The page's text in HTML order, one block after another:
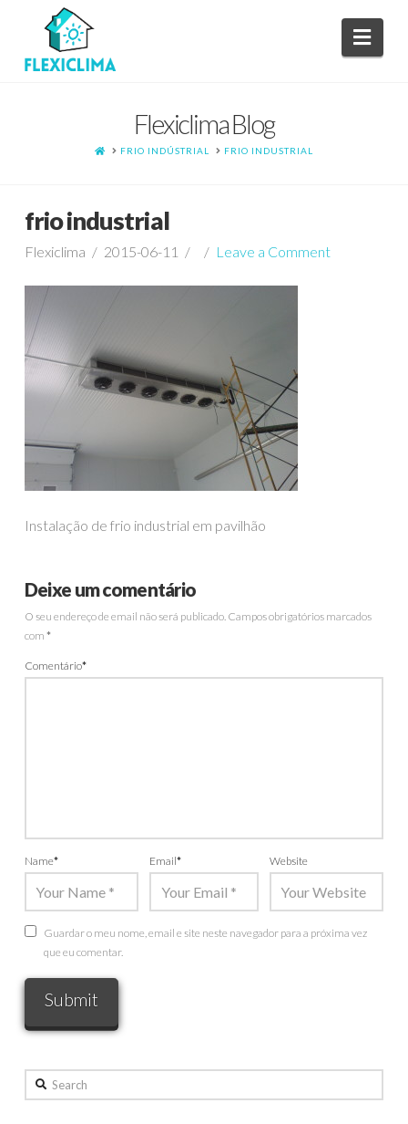
Flexiclima Blog
HOMEFRIO INDÚSTRIAL FRIO INDUSTRIAL
frio industrial
Flexiclima 2015-06-11 Leave a Comment
Instalação de frio industrial em pavilhão
Deixe um comentário
O seu endereço de email não será publicado. Campos obrigatórios marcados
com *
Comentário*
Name* Email* Website
Guardar o meu nome, email e site neste navegador para a próxima vez
que eu comentar.
Search